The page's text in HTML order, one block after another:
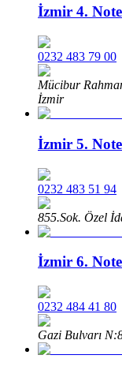
İzmir 4.
0232 483 79 00
Mücibur
İzmir
İzmir 5.
0232 483 51 94
855.Sok. Özel
İzmir 6.
0232 484 41 80
Gazi Bulvarı